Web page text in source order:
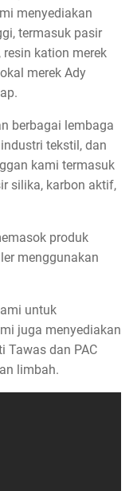
menyediakan
termasuk pasir
kation merek
merek Ady
berbagai lembaga
tekstil, dan
kami termasuk
silika, karbon aktif,
produk
menggunakan
untuk
juga menyediakan
Tawas dan PAC
limbah.